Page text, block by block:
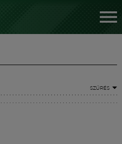
SZŰRÉS